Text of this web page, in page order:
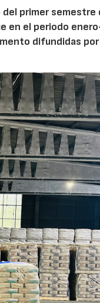
primer semestre
en el periodo
difundidas por